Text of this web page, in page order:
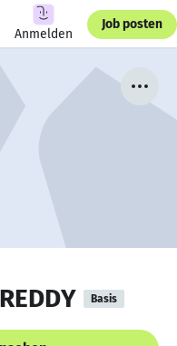
Anmelden
Job posten
Basis